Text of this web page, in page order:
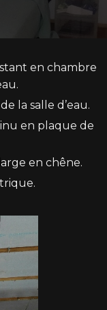
en chambre
la salle d’eau.
en plaque de
en chêne.